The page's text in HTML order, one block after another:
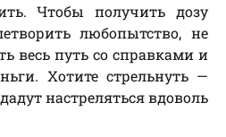
Чтобы получить дозу
любопытство, не
весь путь со справками и
Хотите стрельнуть —
настреляться вдоволь